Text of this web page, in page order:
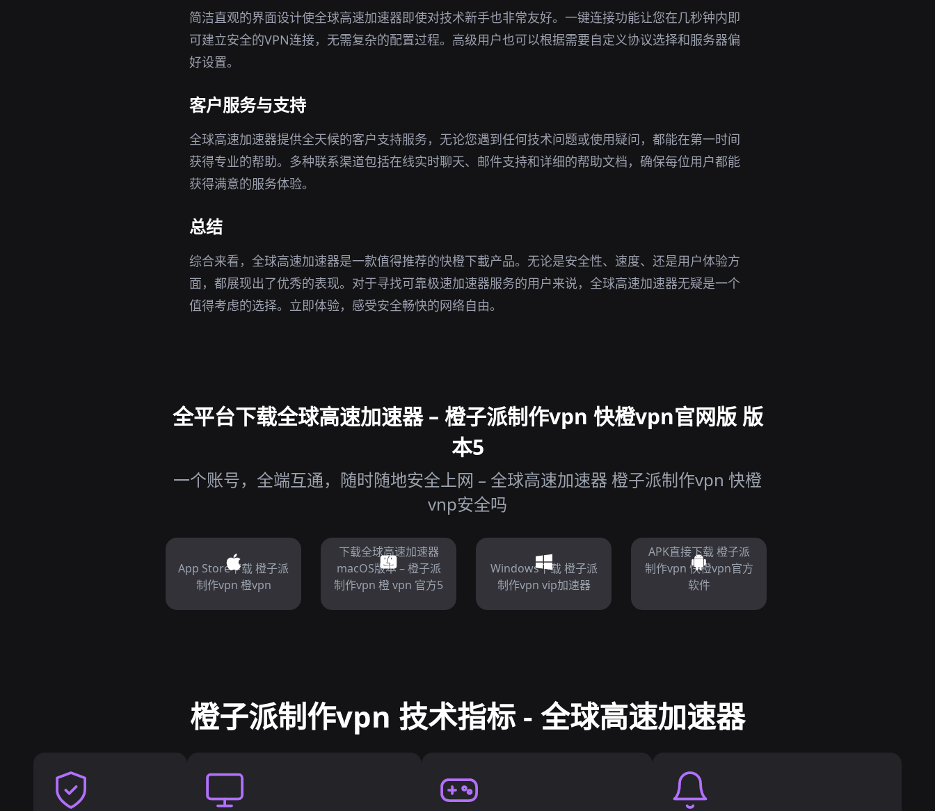
简洁直观的界面设计使全球高速加速器即使对技术新手也非常友好。一键连接功能让您在几秒钟内即
可建立安全的VPN连接，无需复杂的配置过程。高级用户也可以根据需要自定义协议选择和服务器偏
好设置。
客户服务与支持
全球高速加速器提供全天候的客户支持服务，无论您遇到任何技术问题或使用疑问，都能在第一时间
获得专业的帮助。多种联系渠道包括在线实时聊天、邮件支持和详细的帮助文档，确保每位用户都能
获得满意的服务体验。
总结
综合来看，全球高速加速器是一款值得推荐的快橙下載产品。无论是安全性、速度、还是用户体验方
面，都展现出了优秀的表现。对于寻找可靠极速加速器服务的用户来说，全球高速加速器无疑是一个
值得考虑的选择。立即体验，感受安全畅快的网络自由。
全平台下载全球高速加速器 – 橙子派制作vpn 快橙vpn官网版 版
本5
一个账号，全端互通，随时随地安全上网 – 全球高速加速器 橙子派制作vpn 快橙
vnp安全吗
App Store下载 橙子派
制作vpn 橙vpn
下载全球高速加速器
macOS版本 – 橙子派
制作vpn 橙 vpn 官方5
Windows下载 橙子派
制作vpn vip加速器
APK直接下载 橙子派
制作vpn 快橙vpn官方
软件
橙子派制作vpn 技术指标 - 全球高速加速器